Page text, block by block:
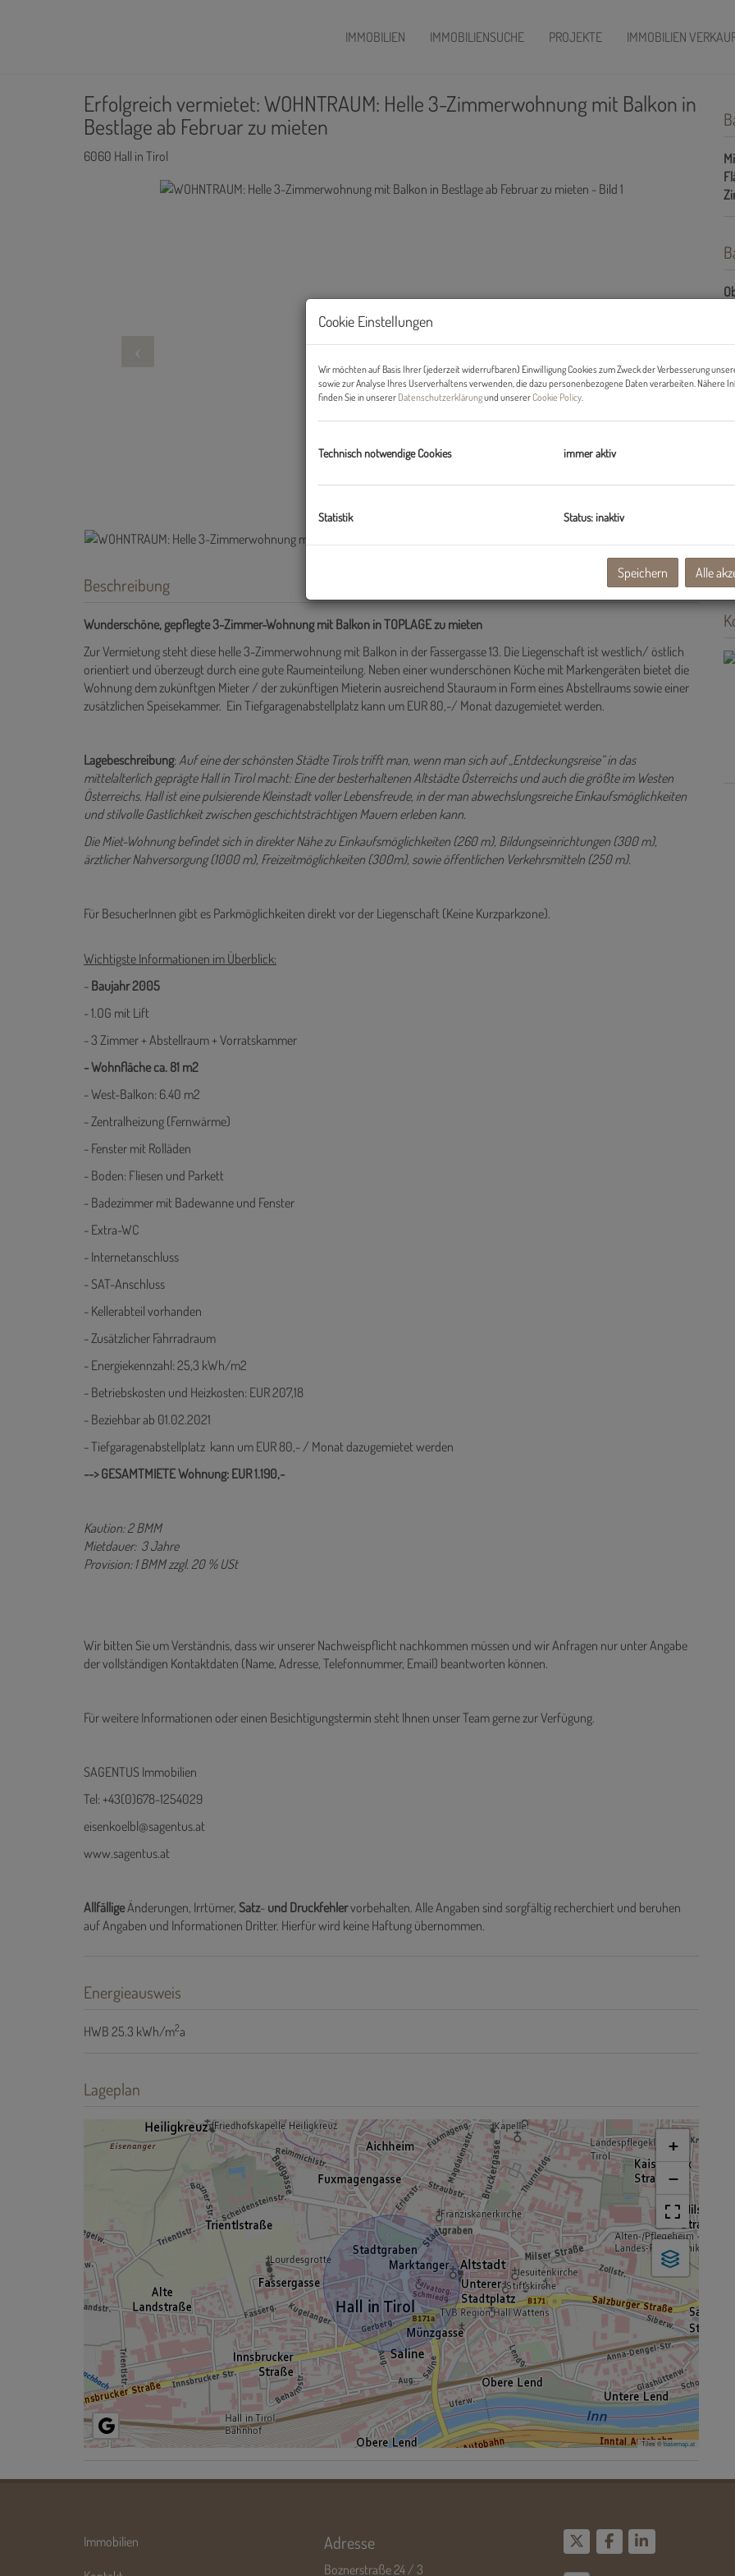
IMMOBILIEN IMMOBILIENSUCHE PROJEKTE IMMOBILIEN
Erfolgreich vermietet: WOHNTRAUM: Helle 3-Zimmerwohnung mit Balkon in
Bestlage ab Februar zu mieten
6060 Hall in Tirol
Beschreibung
Wunderschöne, gepflegte 3-Zimmer-Wohnung mit Balkon in TOPLAGE zu mieten
Zur Vermietung steht diese helle 3-Zimmerwohnung mit Balkon in der Fassergasse 13. Die Liegenschaft ist westlich/ östlich
orientiert und überzeugt durch eine gute Raumeinteilung. Neben einer wunderschönen Küche mit Markengeräten bietet die
Wohnung dem zukünftgen Mieter / der zukünftigen Mieterin ausreichend Stauraum in Form eines Abstellraums sowie einer
zusätzlichen Speisekammer. Ein Tiefgaragenabstellplatz kann um EUR 80,-/ Monat dazugemietet werden.
Lagebeschreibung: Auf eine der schönsten Städte Tirols trifft man, wenn man sich auf „Entdeckungsreise“ in das
mittelalterlich geprägte Hall in Tirol macht: Eine der besterhaltenen Altstädte Österreichs und auch die größte im Westen
Österreichs. Hall ist eine pulsierende Kleinstadt voller Lebensfreude, in der man abwechslungsreiche Einkaufsmöglichkeiten
und stilvolle Gastlichkeit zwischen geschichtsträchtigen Mauern erleben kann.
Die Miet-Wohnung befindet sich in direkter Nähe zu Einkaufsmöglichkeiten (260 m), Bildungseinrichtungen (300 m),
ärztlicher Nahversorgung (1000 m), Freizeitmöglichkeiten (300m), sowie öffentlichen Verkehrsmitteln (250 m).
Für BesucherInnen gibt es Parkmöglichkeiten direkt vor der Liegenschaft (Keine Kurzparkzone).
Wichtigste Informationen im Überblick:
- Baujahr 2005
- 1.OG mit Lift
- 3 Zimmer + Abstellraum + Vorratskammer
- Wohnfläche ca. 81 m2
- West-Balkon: 6.40 m2
- Zentralheizung (Fernwärme)
- Fenster mit Rolläden
- Boden: Fliesen und Parkett
- Badezimmer mit Badewanne und Fenster
- Extra-WC
- Internetanschluss
- SAT-Anschluss
- Kellerabteil vorhanden
- Zusätzlicher Fahrradraum
- Energiekennzahl: 25,3 kWh/m2
- Betriebskosten und Heizkosten: EUR 207,18
- Beziehbar ab 01.02.2021
- Tiefgaragenabstellplatz kann um EUR 80,- / Monat dazugemietet werden
--> GESAMTMIETE Wohnung: EUR 1.190,-
Kaution: 2 BMM
Mietdauer: 3 Jahre
Provision: 1 BMM zzgl. 20 % USt
Wir bitten Sie um Verständnis, dass wir unserer Nachweispflicht nachkommen müssen und wir Anfragen nur unter Angabe
der vollständigen Kontaktdaten (Name, Adresse, Telefonnummer, Email) beantworten können.
Für weitere Informationen oder einen Besichtigungstermin steht Ihnen unser Team gerne zur Verfügung.
SAGENTUS Immobilien
Tel: +43(0)678-1254029
eisenkoelbl@sagentus.at
www.sagentus.at
AllfälligeÄnderungen, Irrtümer, Satz- und Druckfehlervorbehalten. Alle Angaben sind sorgfältig recherchiert und beruhen
auf Angaben und Informationen Dritter. Hierfür wird keine Haftung übernommen.
Energieausweis
HWB 25.3 kWh/m2a
Lageplan
+
−
Tiles ©basemap.at
Immobilien Adresse
Boznerstraße 24 / 3
Cookie Einstellungen
Wir möchten auf Basis Ihrer (jederzeit widerrufbaren) Einwilligung Cookies zum Zweck der Verbesserung
sowie zur Analyse Ihres Userverhaltens verwenden, die dazu personenbezogene Daten verarbeiten. Nähere
finden Sie in unserer Datenschutzerklärungund unsererCookie Policy.
Technisch notwendige Cookies immer aktiv
Statistik Status: inaktiv
Speichern Alle